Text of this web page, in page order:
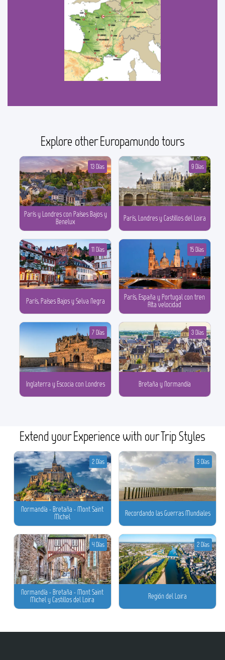
Explore other Europamundo tours
París y Londres con Países Bajos y
Benelux
13 Días
París, Londres y Castillos del Loira
9 Días
París, Países Bajos y Selva Negra
11 Días
París, España y Portugal con tren
Alta velocidad
15 Días
Inglaterra y Escocia con Londres
7 Días
Bretaña y Normandía
3 Días
Extend your Experience with our Trip Styles
Normandía - Bretaña - Mont Saint
Michel
2 Días
Recordando las Guerras Mundiales
3 Días
Normandía - Bretaña - Mont Saint
Michel y Castillos del Loira
4 Días
Región del Loira
2 Días